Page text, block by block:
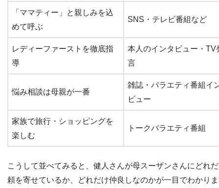
「ママティー」と親しみを込
めて呼ぶ
SNS・テレビ番組など
レディーファーストを徹底指
導
本人のインタビュー・TV
言
悩み相談は母親が一番
雑誌・バラエティ番組イ
ビュー
家族で旅行・ショッピングを
楽しむ
トークバラエティ番組
こうして並べてみると、健人さんが母スーザンさんにどれ
頼を寄せているか、どれだけ仲良しなのかが一目でわかり